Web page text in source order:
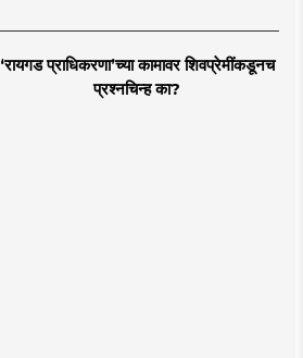
‘रायगड प्राधिकरणा’च्या कामावर शिवप्रेमींकडूनच
प्रश्नचिन्ह का?